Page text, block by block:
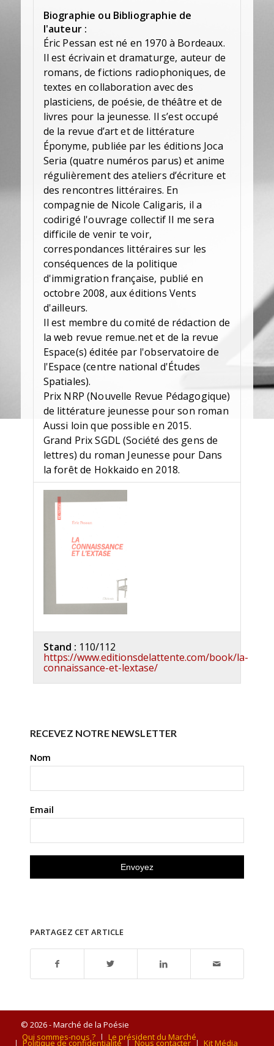
Biographie ou Bibliographie de
l'auteur :
Éric Pessan est né en 1970 à Bordeaux.
Il est écrivain et dramaturge, auteur de
romans, de fictions radiophoniques, de
textes en collaboration avec des
plasticiens, de poésie, de théâtre et de
livres pour la jeunesse. Il s’est occupé
de la revue d’art et de littérature
Éponyme, publiée par les éditions Joca
Seria (quatre numéros parus) et anime
régulièrement des ateliers d’écriture et
des rencontres littéraires. En
compagnie de Nicole Caligaris, il a
codirigé l'ouvrage collectif Il me sera
difficile de venir te voir,
correspondances littéraires sur les
conséquences de la politique
d'immigration française, publié en
octobre 2008, aux éditions Vents
d'ailleurs.
Il est membre du comité de rédaction de
la web revue remue.net et de la revue
Espace(s) éditée par l'observatoire de
l'Espace (centre national d'Études
Spatiales).
Prix NRP (Nouvelle Revue Pédagogique)
de littérature jeunesse pour son roman
Aussi loin que possible en 2015.
Grand Prix SGDL (Société des gens de
lettres) du roman Jeunesse pour Dans
la forêt de Hokkaido en 2018.
Stand : 110/112
https://www.editionsdelattente.com/book/la-
connaissance-et-lextase/
RECEVEZ NOTRE NEWSLETTER
Nom
Email
PARTAGEZ CET ARTICLE
© 2026 - Marché de la Poésie
Qui sommes-nous ?
Le président du Marché
Politique de confidentialité Nous contacter Kit Média